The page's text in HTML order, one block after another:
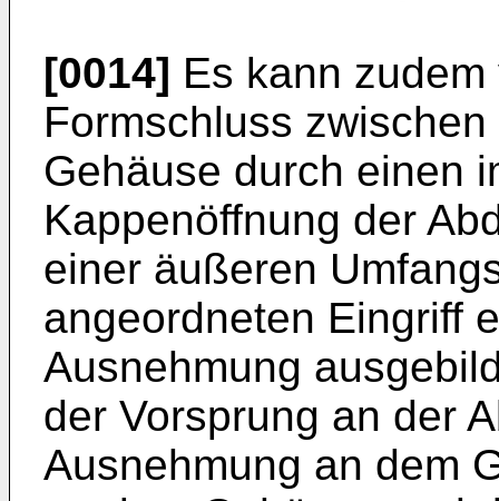
[0014] Es kann
Formschluss
Gehäuse durch einen
Kappenöffnung der
einer äußeren
angeordneten Eingriff
Ausnehmung
der Vorsprung an der
Ausnehmung an dem